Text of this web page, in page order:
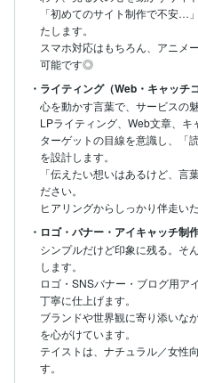
「初めてのサイト制作で不安…
たします。
スマホ対応はもちろん、アニメ
可能です◎
・ライティング（Web・キャッチ
心を動かす言葉で、サービスの
LPライティング、Web文章、キ
ターゲットの目線を意識し、「
を設計します。
「伝えたい想いはあるけど、言
ださい。
ヒアリングからしっかり伴走いた
・ロゴ・バナー・アイキャッチ制
シンプルだけど印象に残る。そ
します。
ロゴ・SNSバナー・ブログ用ア
丁寧に仕上げます。
ブランドや世界観に寄り添いな
を心がけています。
テイストは、ナチュラル／女性
す。